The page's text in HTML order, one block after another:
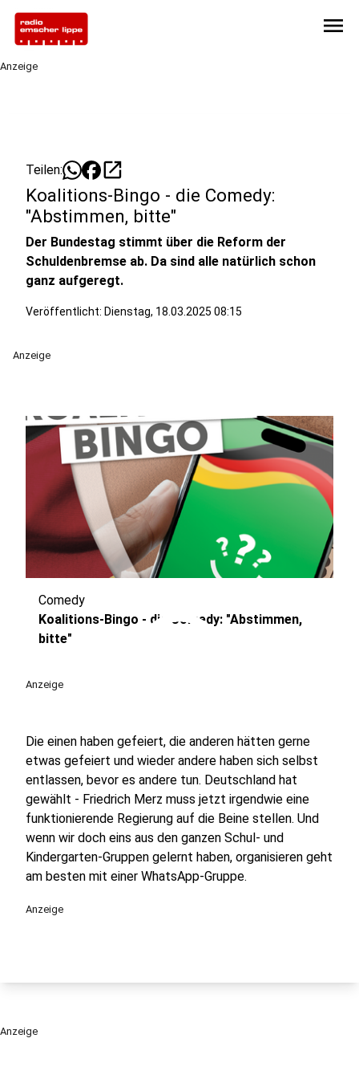
menu
Anzeige
Teilen: open_in_new
Koalitions-Bingo - die Comedy:
"Abstimmen, bitte"
Der Bundestag stimmt über die Reform der
Schuldenbremse ab. Da sind alle natürlich schon
ganz aufgeregt.
Veröffentlicht: Dienstag, 18.03.2025 08:15
Anzeige
play_circle
Comedy
Koalitions-Bingo - die Comedy: "Abstimmen,
bitte"
Anzeige
Die einen haben gefeiert, die anderen hätten gerne
etwas gefeiert und wieder andere haben sich selbst
entlassen, bevor es andere tun. Deutschland hat
gewählt - Friedrich Merz muss jetzt irgendwie eine
funktionierende Regierung auf die Beine stellen. Und
wenn wir doch eins aus den ganzen Schul- und
Kindergarten-Gruppen gelernt haben, organisieren geht
am besten mit einer WhatsApp-Gruppe.
Anzeige
Anzeige